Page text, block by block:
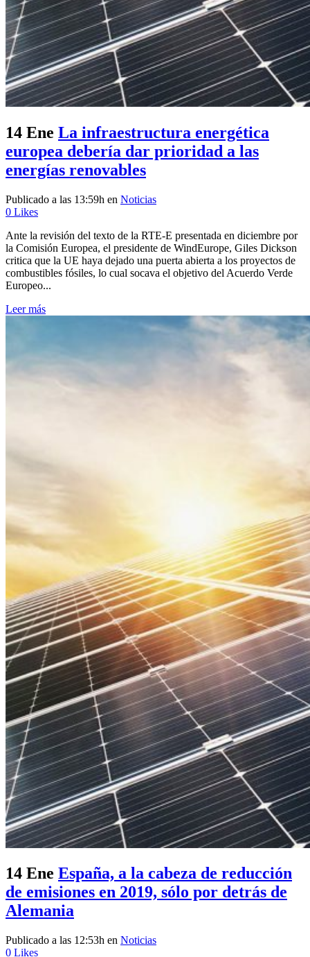
14 Ene La infraestructura energética
europea debería dar prioridad a las
energías renovables
Publicado a las 13:59h en Noticias
0 Likes
Ante la revisión del texto de la RTE-E presentada en diciembre por
la Comisión Europea, el presidente de WindEurope, Giles Dickson
critica que la UE haya dejado una puerta abierta a los proyectos de
combustibles fósiles, lo cual socava el objetivo del Acuerdo Verde
Europeo...
Leer más
14 Ene España, a la cabeza de reducción
de emisiones en 2019, sólo por detrás de
Alemania
Publicado a las 12:53h en Noticias
0 Likes